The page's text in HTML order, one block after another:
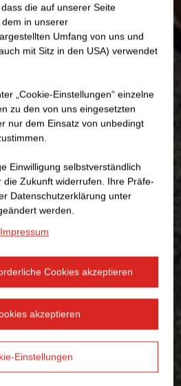
die auf unserer Seite
in unserer
Umfang von uns und
mit Sitz in den USA) verwendet
„Cookie-Einstellungen“ einzelne
zu den von uns eingesetzten
nur dem Einsatz von unbedingt
Einwilligung selbstverständlich
die Zukunft widerrufen. Ihre Prä­fe­
Datenschutzerklärung unter
werden.
Impressum
Cookies akzeptieren
akzeptieren
Einstellungen